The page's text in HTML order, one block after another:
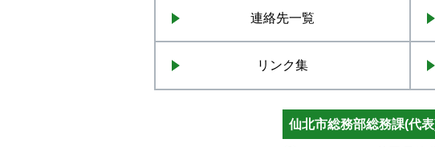
連絡先一覧
リンク集
仙北市総務部総務課(代